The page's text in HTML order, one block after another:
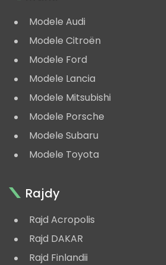
Modele Audi
Modele Citroën
Modele Ford
Modele Lancia
Modele Mitsubishi
Modele Porsche
Modele Subaru
Modele Toyota
Rajdy
Rajd Acropolis
Rajd DAKAR
Rajd Finlandii